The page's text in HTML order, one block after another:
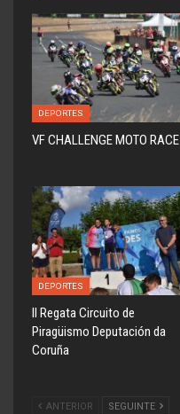
DEPORTES
VF CHALLENGE MOTO RACE
DEPORTES
ll Regata Circuito de
Piragüismo Deputación da
Coruña
ANTERIOR SEGUINTE